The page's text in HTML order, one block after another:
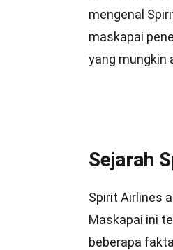
mengenal
maskapai
yang mungkin
Sejarah
Spirit Airlines
Maskapai ini
beberapa